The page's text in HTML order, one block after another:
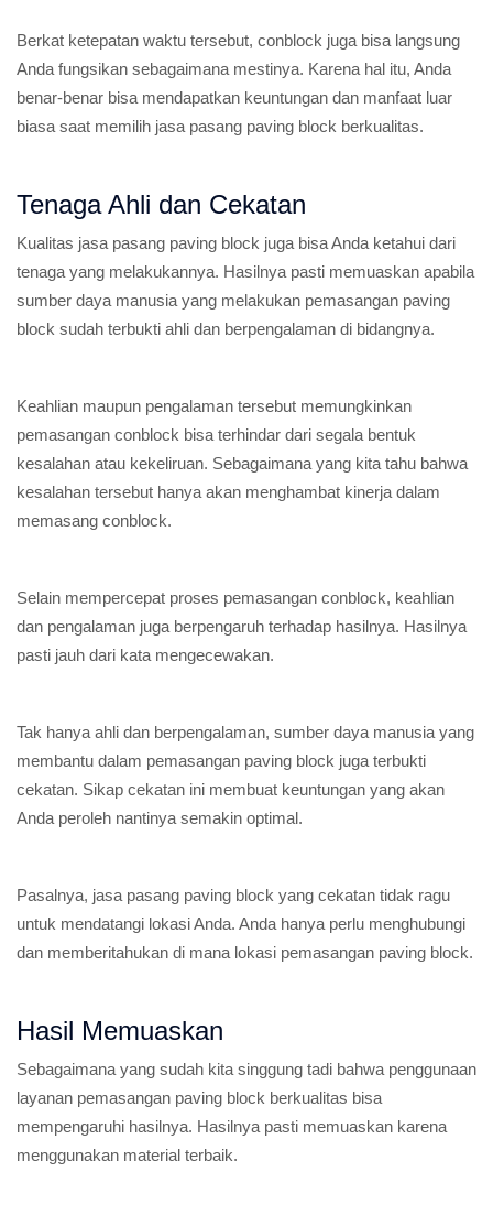
Berkat ketepatan waktu tersebut, conblock juga bisa langsung
Anda fungsikan sebagaimana mestinya. Karena hal itu, Anda
benar-benar bisa mendapatkan keuntungan dan manfaat luar
biasa saat memilih jasa pasang paving block berkualitas.
Tenaga Ahli dan Cekatan
Kualitas jasa pasang paving block juga bisa Anda ketahui dari
tenaga yang melakukannya. Hasilnya pasti memuaskan apabila
sumber daya manusia yang melakukan pemasangan paving
block sudah terbukti ahli dan berpengalaman di bidangnya.
Keahlian maupun pengalaman tersebut memungkinkan
pemasangan conblock bisa terhindar dari segala bentuk
kesalahan atau kekeliruan. Sebagaimana yang kita tahu bahwa
kesalahan tersebut hanya akan menghambat kinerja dalam
memasang conblock.
Selain mempercepat proses pemasangan conblock, keahlian
dan pengalaman juga berpengaruh terhadap hasilnya. Hasilnya
pasti jauh dari kata mengecewakan.
Tak hanya ahli dan berpengalaman, sumber daya manusia yang
membantu dalam pemasangan paving block juga terbukti
cekatan. Sikap cekatan ini membuat keuntungan yang akan
Anda peroleh nantinya semakin optimal.
Pasalnya, jasa pasang paving block yang cekatan tidak ragu
untuk mendatangi lokasi Anda. Anda hanya perlu menghubungi
dan memberitahukan di mana lokasi pemasangan paving block.
Hasil Memuaskan
Sebagaimana yang sudah kita singgung tadi bahwa penggunaan
layanan pemasangan paving block berkualitas bisa
mempengaruhi hasilnya. Hasilnya pasti memuaskan karena
menggunakan material terbaik.